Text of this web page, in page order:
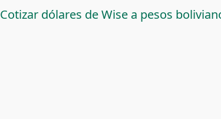
Cotizar dólares de Wise a pesos